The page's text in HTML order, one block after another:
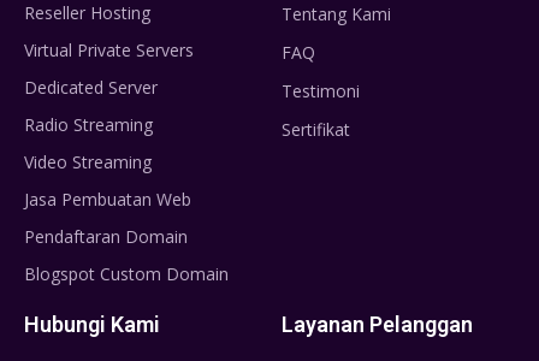
Reseller Hosting
Virtual Private Servers
Dedicated Server
Radio Streaming
Video Streaming
Jasa Pembuatan Web
Pendaftaran Domain
Blogspot Custom Domain
Tentang Kami
FAQ
Testimoni
Sertifikat
Hubungi Kami Layanan Pelanggan